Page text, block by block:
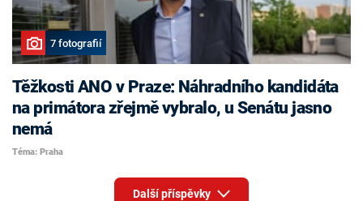
7 fotografií
Těžkosti ANO v Praze: Náhradního kandidáta
na primátora zřejmě vybralo, u Senátu jasno
nemá
Téma: Praha
Další příspěvky